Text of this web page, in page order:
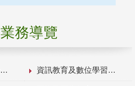
業務導覽
資訊教育及數位學習